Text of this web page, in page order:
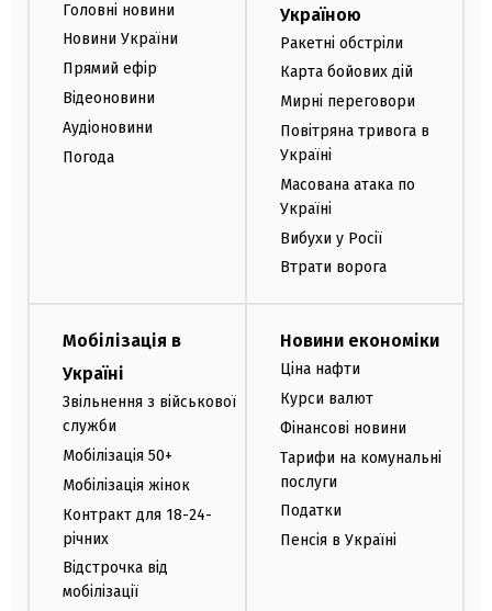
Головні новини
Новини України
Прямий ефір
Відеоновини
Аудіоновини
Погода
Україною
Ракетні обстріли
Карта бойових дій
Мирні переговори
Повітряна тривога в
Україні
Масована атака по
Україні
Вибухи у Росії
Втрати ворога
Мобілізація в
Україні
Звільнення з військової
служби
Мобілізація 50+
Мобілізація жінок
Контракт для 18-24-
річних
Відстрочка від
мобілізації
Новини економіки
Ціна нафти
Курси валют
Фінансові новини
Тарифи на комунальні
послуги
Податки
Пенсія в Україні